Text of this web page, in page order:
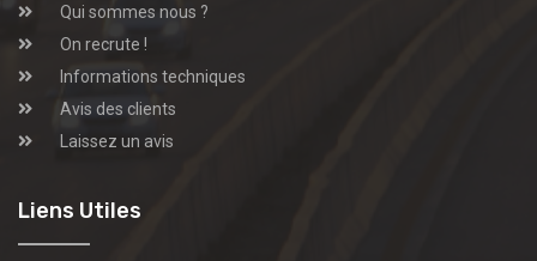
Qui sommes nous ?
On recrute !
Informations techniques
Avis des clients
Laissez un avis
Liens Utiles